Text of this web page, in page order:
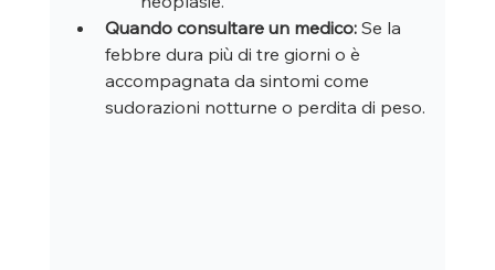
Quando consultare un medico: Se la
febbre dura più di tre giorni o è
accompagnata da sintomi come
sudorazioni notturne o perdita di peso.